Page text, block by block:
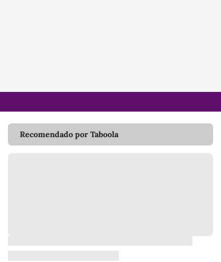
Recomendado por Taboola